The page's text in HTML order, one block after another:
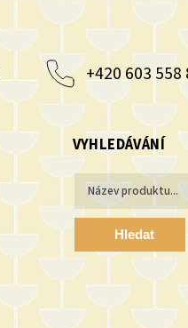
+420 603
VYHLEDÁVÁNÍ
Hledat